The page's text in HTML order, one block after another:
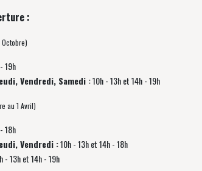
:
Octobre)
19h
Vendredi, Samedi :10h - 13h et 14h - 19h
au 1 Avril)
18h
Vendredi :10h - 13h et 14h - 18h
- 13h et 14h - 19h